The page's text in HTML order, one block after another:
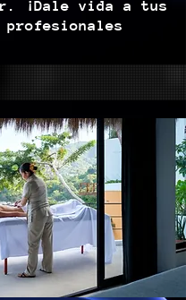
¡Dale vida a tus
profesionales